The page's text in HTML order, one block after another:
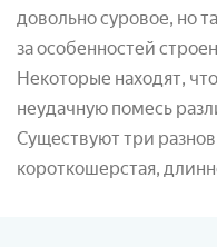
довольно суровое, но
за особенностей
Некоторые находят,
неудачную помесь
Существуют три
короткошерстая,